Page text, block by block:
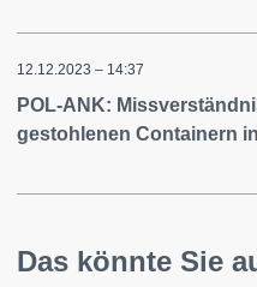
12.12.2023 – 14:37
POL-ANK:
gestohlenen Containern
Das könnte Sie